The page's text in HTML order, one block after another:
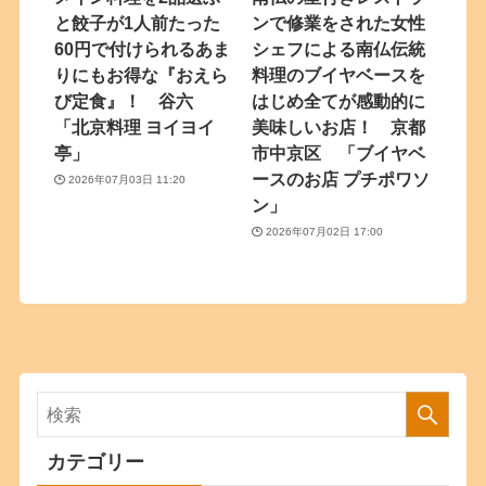
と餃子が1人前たった
60円で付けられるあま
りにもお得な『おえら
び定食』！ 谷六
「北京料理 ヨイヨイ
亭」
2026年07月03日 11:20
ンで修業をされた女性
シェフによる南仏伝統
料理のブイヤベースを
はじめ全てが感動的に
美味しいお店！ 京都
市中京区 「ブイヤベ
ースのお店 プチポワソ
ン」
2026年07月02日 17:00
カテゴリー